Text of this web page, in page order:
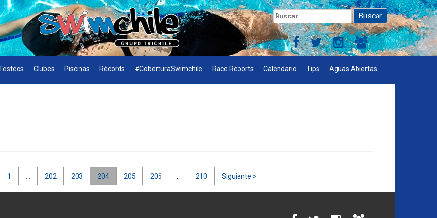
Buscar:
Clubes Piscinas Récords #CoberturaSwimchile Race Reports Calendario Tips Aguas Abiertas
1 202 203 204 205 206 210 Siguiente >